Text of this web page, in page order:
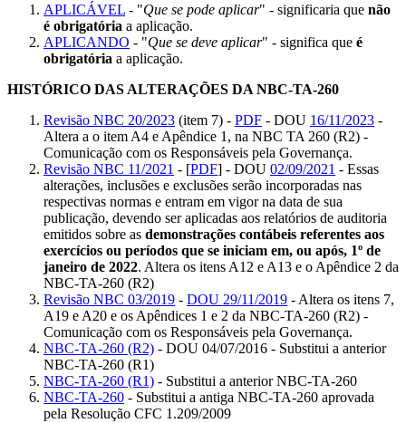
APLICÁVEL - "Que se pode aplicar" - significaria que não
é obrigatória a aplicação.
APLICANDO - "Que se deve aplicar" - significa que é
obrigatória a aplicação.
HISTÓRICO DAS ALTERAÇÕES DA NBC-TA-260
Revisão NBC 20/2023 (item 7) - PDF - DOU 16/11/2023 -
Altera a o item A4 e Apêndice 1, na NBC TA 260 (R2) -
Comunicação com os Responsáveis pela Governança.
Revisão NBC 11/2021 - [PDF] - DOU 02/09/2021 - Essas
alterações, inclusões e exclusões serão incorporadas nas
respectivas normas e entram em vigor na data de sua
publicação, devendo ser aplicadas aos relatórios de auditoria
emitidos sobre as demonstrações contábeis referentes aos
exercícios ou períodos que se iniciam em, ou após, 1º de
janeiro de 2022. Altera os itens A12 e A13 e o Apêndice 2 da
NBC-TA-260 (R2)
Revisão NBC 03/2019 - DOU 29/11/2019 - Altera os itens 7,
A19 e A20 e os Apêndices 1 e 2 da NBC-TA-260 (R2) -
Comunicação com os Responsáveis pela Governança.
NBC-TA-260 (R2) - DOU 04/07/2016 - Substitui a anterior
NBC-TA-260 (R1)
NBC-TA-260 (R1) - Substitui a anterior NBC-TA-260
NBC-TA-260 - Substitui a antiga NBC-TA-260 aprovada
pela Resolução CFC 1.209/2009